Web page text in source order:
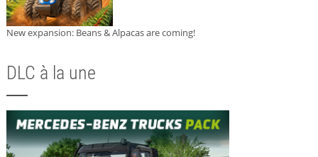
New expansion: Beans & Alpacas are coming!
DLC à la une